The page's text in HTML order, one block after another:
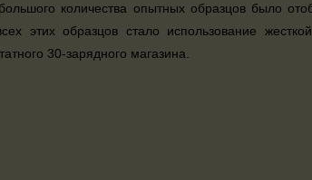
количества опытных образцов было
этих образцов стало использование
30-зарядного магазина.